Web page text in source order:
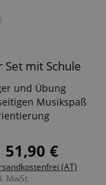
Set mit Schule
und Übung
Musikspaß
Notenhalter
Design
51,90 €
(AT)
MwSt.